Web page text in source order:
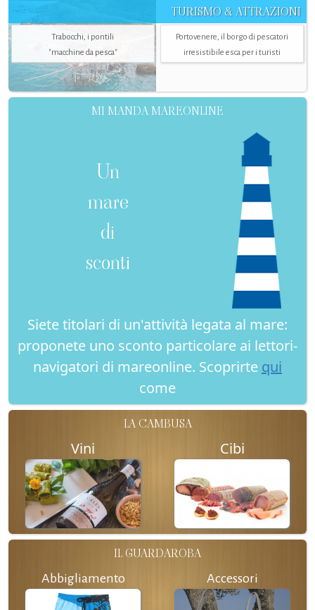
TURISMO & ATTRAZIONI
Trabocchi, i pontili
"macchine da pesca"
Portovenere, il borgo di pescatori
irresistibile esca per i turisti
MI MANDA MAREONLINE
Un
mare
di
sconti
Siete titolari di un'attività legata al mare:
proponete uno sconto particolare ai lettori-
navigatori di mareonline. Scoprirte qui
come
LA CAMBUSA
Vini Cibi
IL GUARDAROBA
Abbigliamento Accessori